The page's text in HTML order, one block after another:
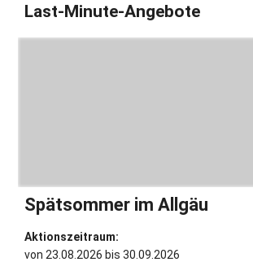
Last-Minute-Angebote
Spätsommer im Allgäu
Aktionszeitraum:
von 23.08.2026 bis 30.09.2026